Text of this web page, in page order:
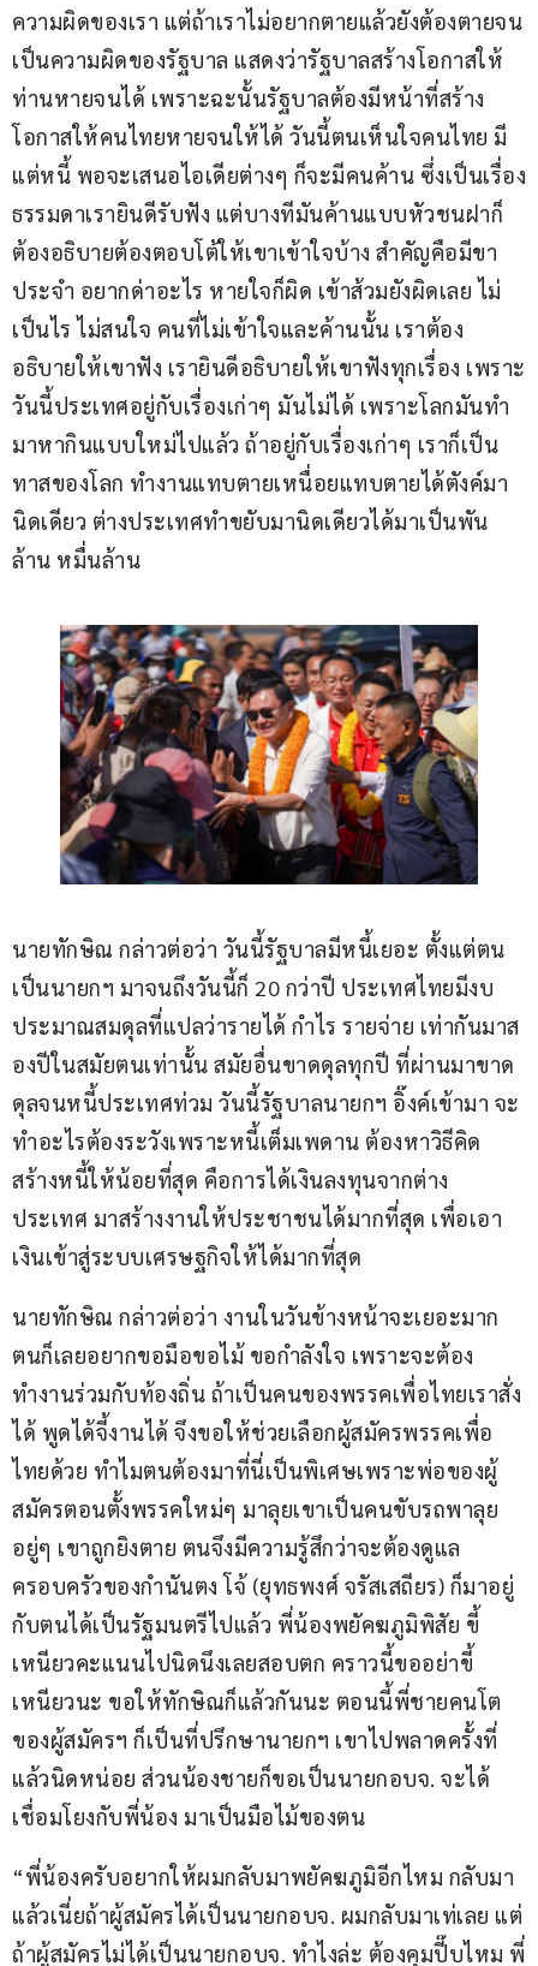
ความผิดของเรา แต่ถ้าเราไม่อยากตายแล้วยังต้องตายจน
เป็นความผิดของรัฐบาล แสดงว่ารัฐบาลสร้างโอกาสให้
ท่านหายจนได้ เพราะฉะนั้นรัฐบาลต้องมีหน้าที่สร้าง
โอกาสให้คนไทยหายจนให้ได้ วันนี้ตนเห็นใจคนไทย มี
แต่หนี้ พอจะเสนอไอเดียต่างๆ ก็จะมีคนค้าน ซึ่งเป็นเรื่อง
ธรรมดาเรายินดีรับฟัง แต่บางทีมันค้านแบบหัวชนฝาก็
ต้องอธิบายต้องตอบโต้ให้เขาเข้าใจบ้าง สำคัญคือมีขา
ประจำ อยากด่าอะไร หายใจก็ผิด เข้าส้วมยังผิดเลย ไม่
เป็นไร ไม่สนใจ คนที่ไม่เข้าใจและค้านนั้น เราต้อง
อธิบายให้เขาฟัง เรายินดีอธิบายให้เขาฟังทุกเรื่อง เพราะ
วันนี้ประเทศอยู่กับเรื่องเก่าๆ มันไม่ได้ เพราะโลกมันทำ
มาหากินแบบใหม่ไปแล้ว ถ้าอยู่กับเรื่องเก่าๆ เราก็เป็น
ทาสของโลก ทำงานแทบตายเหนื่อยแทบตายได้ตังค์มา
นิดเดียว ต่างประเทศทำขยับมานิดเดียวได้มาเป็นพัน
ล้าน หมื่นล้าน
นายทักษิณ กล่าวต่อว่า วันนี้รัฐบาลมีหนี้เยอะ ตั้งแต่ตน
เป็นนายกฯ มาจนถึงวันนี้ก็ 20 กว่าปี ประเทศไทยมีงบ
ประมาณสมดุลที่แปลว่ารายได้ กำไร รายจ่าย เท่ากันมาส
องปีในสมัยตนเท่านั้น สมัยอื่นขาดดุลทุกปี ที่ผ่านมาขาด
ดุลจนหนี้ประเทศท่วม วันนี้รัฐบาลนายกฯ อิ๊งค์เข้ามา จะ
ทำอะไรต้องระวังเพราะหนี้เต็มเพดาน ต้องหาวิธีคิด
สร้างหนี้ให้น้อยที่สุด คือการได้เงินลงทุนจากต่าง
ประเทศ มาสร้างงานให้ประชาชนได้มากที่สุด เพื่อเอา
เงินเข้าสู่ระบบเศรษฐกิจให้ได้มากที่สุด
นายทักษิณ กล่าวต่อว่า งานในวันข้างหน้าจะเยอะมาก
ตนก็เลยอยากขอมือขอไม้ ขอกำลังใจ เพราะจะต้อง
ทำงานร่วมกับท้องถิ่น ถ้าเป็นคนของพรรคเพื่อไทยเราสั่ง
ได้ พูดได้จี้งานได้ จึงขอให้ช่วยเลือกผู้สมัครพรรคเพื่อ
ไทยด้วย ทำไมตนต้องมาที่นี่เป็นพิเศษเพราะพ่อของผู้
สมัครตอนตั้งพรรคใหม่ๆ มาลุยเขาเป็นคนขับรถพาลุย
อยู่ๆ เขาถูกยิงตาย ตนจึงมีความรู้สึกว่าจะต้องดูแล
ครอบครัวของกำนันตง โจ้ (ยุทธพงศ์ จรัสเสถียร) ก็มาอยู่
กับตนได้เป็นรัฐมนตรีไปแล้ว พี่น้องพยัคฆภูมิพิสัย ขี้
เหนียวคะแนนไปนิดนึงเลยสอบตก คราวนี้ขออย่าขี้
เหนียวนะ ขอให้ทักษิณก็แล้วกันนะ ตอนนี้พี่ชายคนโต
ของผู้สมัครฯ ก็เป็นที่ปรึกษานายกฯ เขาไปพลาดครั้งที่
แล้วนิดหน่อย ส่วนน้องชายก็ขอเป็นนายกอบจ. จะได้
เชื่อมโยงกับพี่น้อง มาเป็นมือไม้ของตน
“พี่น้องครับอยากให้ผมกลับมาพยัคฆภูมิอีกไหม กลับมา
แล้วเนี่ยถ้าผู้สมัครได้เป็นนายกอบจ. ผมกลับมาเท่เลย แต่
ถ้าผู้สมัครไม่ได้เป็นนายกอบจ. ทำไงล่ะ ต้องคุมปี๊บไหม พี่